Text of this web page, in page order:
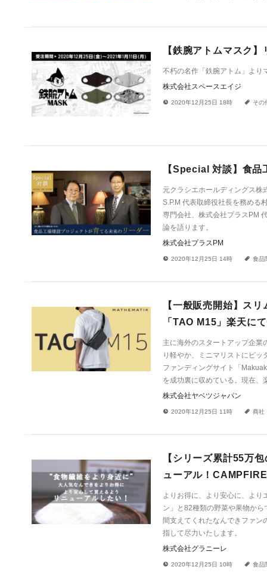
【鉄腕アトムマスク
不朽の名作「鉄腕アトム」より
株式会社スペースエイジ
! 2020年12月25日 18時 a その
【Special 対談】食品
元クラシエホールディングス株
S.P.M 代表取締役社長を務める
専門会社、株式会社プラスPM
論を語ります。
株式会社プラスPM
! 2020年12月25日 14時 a 食品
【一般販売開始】ス
「TAO M15」楽天に
主に海外のスタートアップ企業
り軽やか、ミニマリストにピ
ファンディングサイト「
を成功裏に収めている。現在、
株式会社ヤベツジャパン
! 2020年12月25日 11時 a 商社
【シリーズ累計55万
ューアル！
よりお得に、より安心に、より
ン」と82種類の野菜や果物か
間支えてくれたなんできファン
指して尽力いたします。
株式会社グラニーレ
! 2020年12月25日 10時 a 食品